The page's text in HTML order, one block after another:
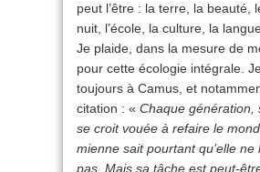
peut l’être : la terre, la beauté,
nuit, l’école, la culture, la
Je plaide, dans la mesure de
pour cette écologie intégrale.
toujours à Camus, et
citation : « Chaque génération,
se croit vouée à refaire le
mienne sait pourtant qu’elle ne
pas. Mais sa tâche est peut-